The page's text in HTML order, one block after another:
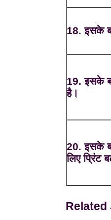
18. इसके
19. इसके
है।
20. इसके
लिए प्रिंट
Related